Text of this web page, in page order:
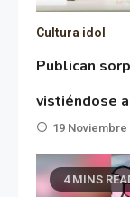
Cultura idol
Publican
vistiéndose
19 Noviembre
4 MINS